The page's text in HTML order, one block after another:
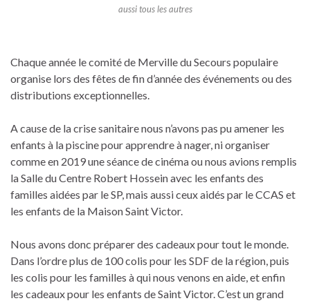
aussi tous les autres
Chaque année le comité de Merville du Secours populaire
organise lors des fêtes de fin d’année des événements ou des
distributions exceptionnelles.
A cause de la crise sanitaire nous n’avons pas pu amener les
enfants à la piscine pour apprendre à nager, ni organiser
comme en 2019 une séance de cinéma ou nous avions remplis
la Salle du Centre Robert Hossein avec les enfants des
familles aidées par le SP, mais aussi ceux aidés par le CCAS et
les enfants de la Maison Saint Victor.
Nous avons donc préparer des cadeaux pour tout le monde.
Dans l’ordre plus de 100 colis pour les SDF de la région, puis
les colis pour les familles à qui nous venons en aide, et enfin
les cadeaux pour les enfants de Saint Victor. C’est un grand